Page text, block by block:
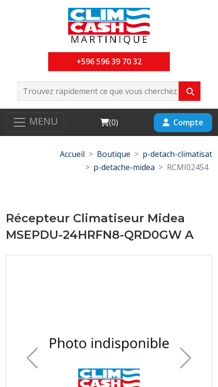
+596 596 39 70 32
MENU Cart
(0) Compte
Accueil Boutique
p-detach-climatisat
p-detache-midea
RCMI02454
Récepteur Climatiseur Midea
MSEPDU-24HRFN8-QRD0GW A